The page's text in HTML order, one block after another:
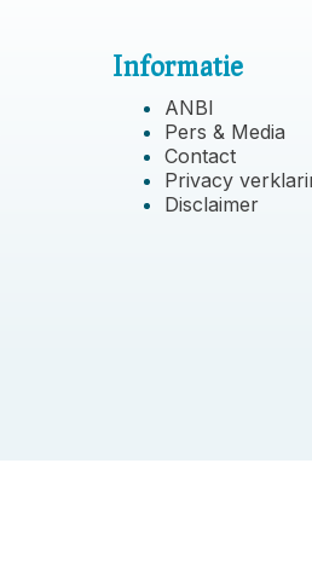
Informatie
ANBI
Pers & Media
Contact
Privacy
Disclaimer